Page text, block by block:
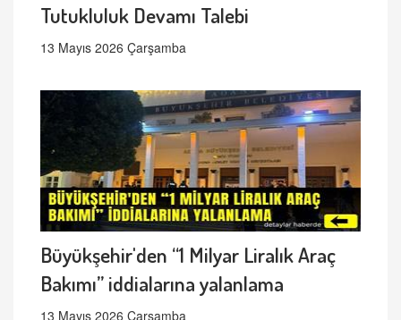
Tutukluluk Devamı Talebi
13 Mayıs 2026 Çarşamba
Büyükşehir'den “1 Milyar Liralık Araç
Bakımı” iddialarına yalanlama
13 Mayıs 2026 Çarşamba